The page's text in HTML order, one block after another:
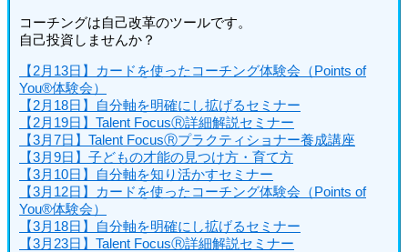
コーチングは自己改革のツールです。
自己投資しませんか？
【2月13日】カードを使ったコーチング体験会（Points of
You®体験会）
【2月18日】自分軸を明確にし拡げるセミナー
【2月19日】Talent FocusⓇ詳細解説セミナー
【3月7日】Talent FocusⓇプラクティショナー養成講座
【3月9日】子どもの才能の見つけ方・育て方
【3月10日】自分軸を知り活かすセミナー
【3月12日】カードを使ったコーチング体験会（Points of
You®体験会）
【3月18日】自分軸を明確にし拡げるセミナー
【3月23日】Talent FocusⓇ詳細解説セミナー